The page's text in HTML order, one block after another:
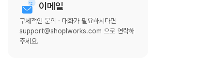
이메일
구체적인 문의 · 대화가 필요하시다면
support@shoplworks.com 으로 연락해
주세요.